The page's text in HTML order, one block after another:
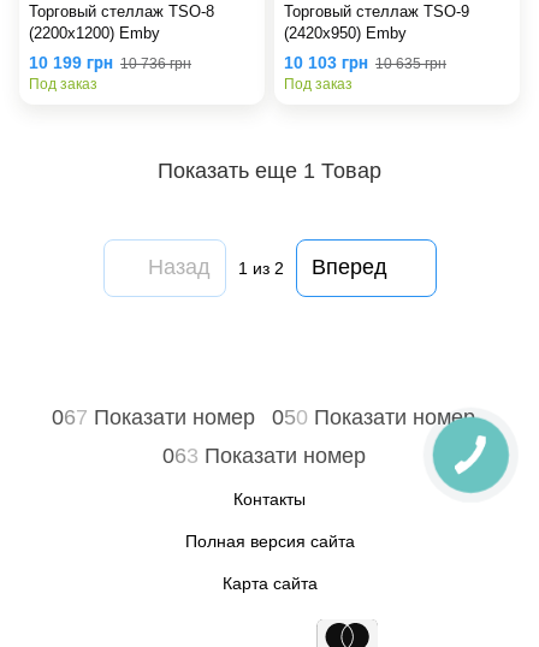
Торговый стеллаж TSO-8
(2200х1200) Emby
10 199 грн 10 736 грн
Под заказ
Торговый стеллаж TSO-9
(2420х950) Emby
10 103 грн 10 635 грн
Под заказ
Показать еще 1 Товар
Назад 1 из 2 Вперед
067 Показати номер 050 Показати номер
063 Показати номер
Контакты
Полная версия сайта
Карта сайта